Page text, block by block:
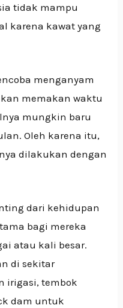
tidak mampu
karena kawat yang
menganyam
memakan waktu
mungkin baru
Oleh karena itu,
dilakukan dengan
dari kehidupan
bagi mereka
atau kali besar.
di sekitar
irigasi, tembok
dam untuk